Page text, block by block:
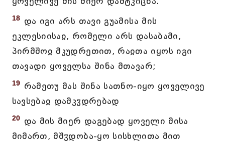
18 და იგი არს თავი გუამისა მის
ეკლესიისაჲ, რომელი არს დასაბამი,
პირმშოჲ მკუდრეთით, რაჲთა იყოს იგი
თავადი ყოველსა შინა მთავარ;
19 რამეთუ მას შინა სათნო-იყო ყოველივე
სავსებაჲ დამკჳდრებად
20 და მის მიერ დაგებად ყოველი მისა
მიმართ, მშჳდობა-ყო სისხლითა მით